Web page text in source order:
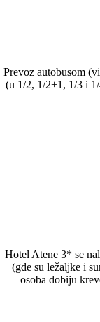
Prevoz autobusom
(u 1/2, 1/2+1, 1/3 i
Hotel Atene 3* se
(gde su ležaljke i
osoba dobiju